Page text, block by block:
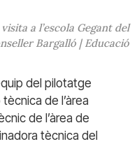
a l’escola Gegant del
Bargalló | Educació
del pilotatge
de l’àrea
de l’àrea de
tècnica del